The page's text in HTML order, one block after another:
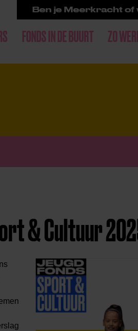
Ben je Meerkracht of
FONDS IN DE BUURT ZO
& Cultuur